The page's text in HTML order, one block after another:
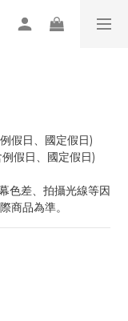
假日、國定假日)
例假日、國定假日)
色差、拍攝光線等因
商品為準。